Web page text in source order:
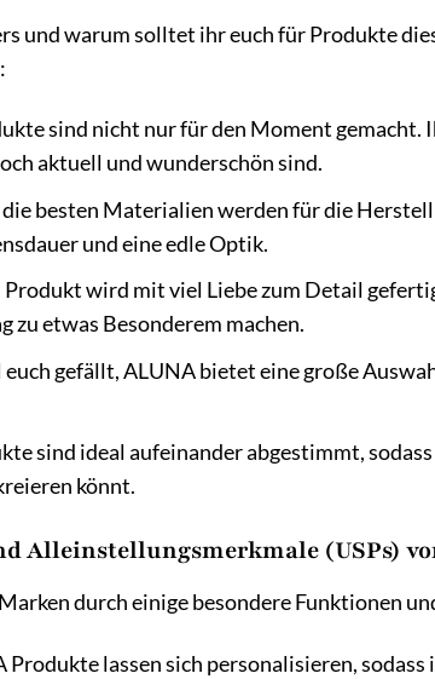
und warum solltet ihr euch für Produkte
sind nicht nur für den Moment gemacht.
aktuell und wunderschön sind.
besten Materialien werden für die
und eine edle Optik.
Produkt wird mit viel Liebe zum Detail
zu etwas Besonderem machen.
euch gefällt, ALUNA bietet eine große
sind ideal aufeinander abgestimmt,
könnt.
Alleinstellungsmerkmale (USPs)
durch einige besondere Funktionen
Produkte lassen sich personalisieren, sodass